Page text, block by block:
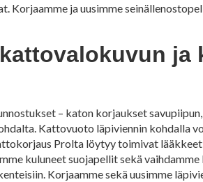
Korjaamme ja uusimme
ja
– katon korjaukset
Kattovuoto läpiviennin kohdalla
Prolta löytyy toimivat
kuluneet suojapellit sekä
Korjaamme sekä uusimme